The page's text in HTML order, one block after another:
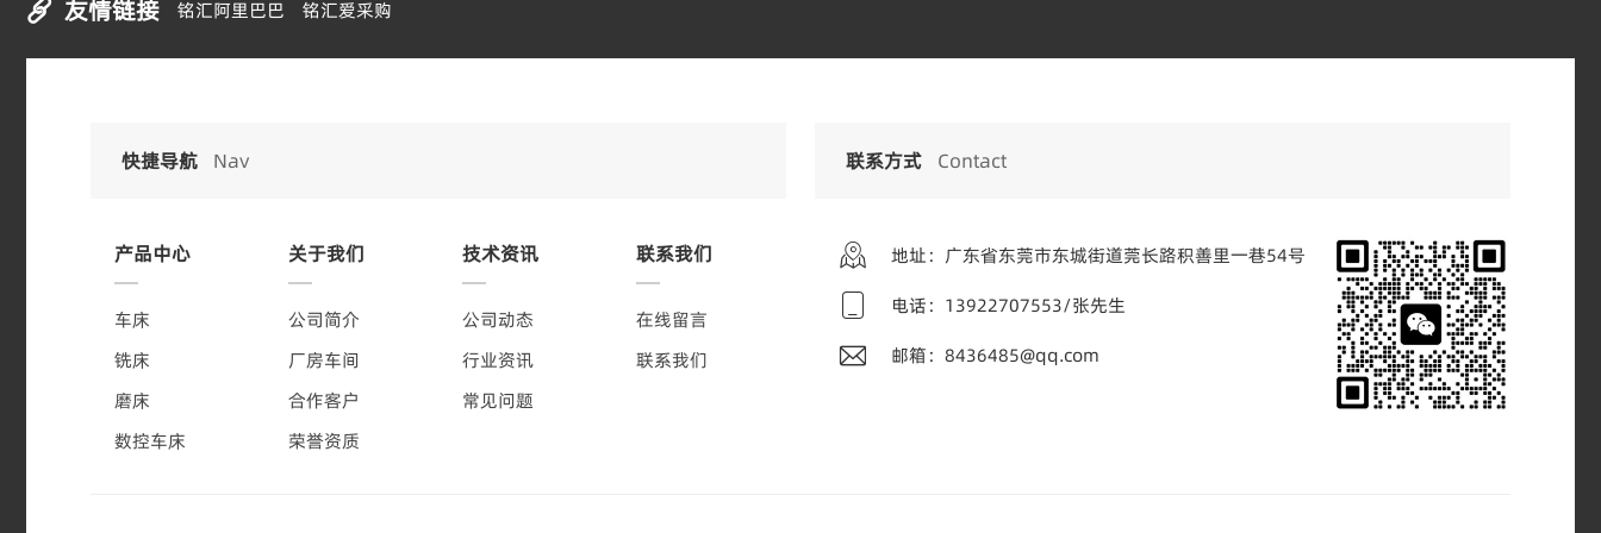
 友情链接 铭汇阿里巴巴 铭汇爱采购
快捷导航 Nav
产品中心
车床
铣床
磨床
数控车床
关于我们
公司简介
厂房车间
合作客户
荣誉资质
技术资讯
公司动态
行业资讯
常见问题
联系我们
在线留言
联系我们
联系方式 Contact
 地址：广东省东莞市东城街道莞长路积善里一巷54号
电话：13922707553/张先生
 邮箱：8436485@qq.com